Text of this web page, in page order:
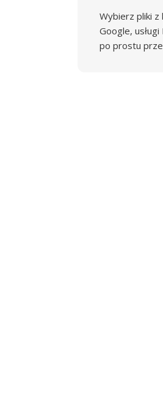
Wybierz pliki z
Google,
po prostu